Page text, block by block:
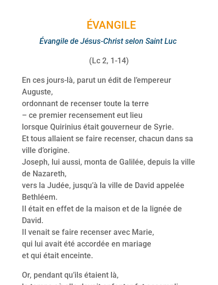
ÉVANGILE
Évangile de Jésus-Christ selon Saint Luc
(Lc 2, 1-14)
En ces jours-là, parut un édit de l’empereur
Auguste,
ordonnant de recenser toute la terre
– ce premier recensement eut lieu
lorsque Quirinius était gouverneur de Syrie.
Et tous allaient se faire recenser, chacun dans sa
ville d’origine.
Joseph, lui aussi, monta de Galilée, depuis la ville
de Nazareth,
vers la Judée, jusqu’à la ville de David appelée
Bethléem.
Il était en effet de la maison et de la lignée de
David.
Il venait se faire recenser avec Marie,
qui lui avait été accordée en mariage
et qui était enceinte.
Or, pendant qu’ils étaient là,